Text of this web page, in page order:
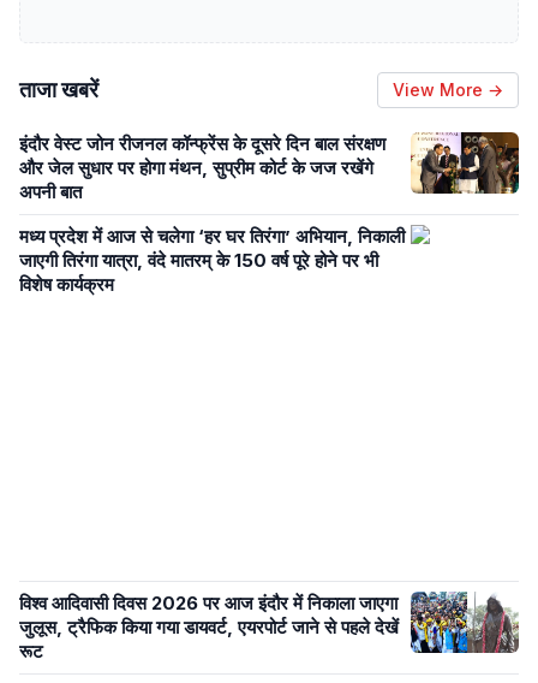
ताजा खबरें View More →
इंदौर वेस्ट जोन रीजनल कॉन्फ्रेंस के दूसरे दिन बाल संरक्षण
और जेल सुधार पर होगा मंथन, सुप्रीम कोर्ट के जज रखेंगे
अपनी बात
मध्य प्रदेश में आज से चलेगा ‘हर घर तिरंगा’ अभियान, निकाली
जाएगी तिरंगा यात्रा, वंदे मातरम् के 150 वर्ष पूरे होने पर भी
विशेष कार्यक्रम
विश्व आदिवासी दिवस 2026 पर आज इंदौर में निकाला जाएगा
जुलूस, ट्रैफिक किया गया डायवर्ट, एयरपोर्ट जाने से पहले देखें
रूट